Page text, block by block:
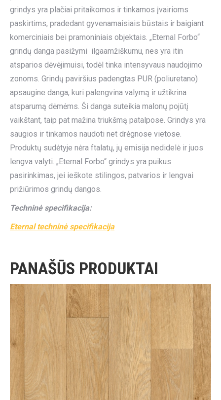
grindys yra plačiai pritaikomos ir tinkamos įvairioms
paskirtims, pradedant gyvenamaisiais būstais ir baigiant
komerciniais bei pramoniniais objektais. „Eternal Forbo“
grindų danga pasižymi ilgaamžiškumu, nes yra itin
atsparios dėvėjimuisi, todėl tinka intensyvaus naudojimo
zonoms. Grindų paviršius padengtas PUR (poliuretano)
apsaugine danga, kuri palengvina valymą ir užtikrina
atsparumą dėmėms. Ši danga suteikia malonų pojūtį
vaikštant, taip pat mažina triukšmą patalpose. Grindys yra
saugios ir tinkamos naudoti net drėgnose vietose.
Produktų sudėtyje nėra ftalatų, jų emisija nedidelė ir juos
lengva valyti. „Eternal Forbo“ grindys yra puikus
pasirinkimas, jei ieškote stilingos, patvarios ir lengvai
prižiūrimos grindų dangos.
Techninė specifikacija:
Eternal techninė specifikacija
PANAŠŪS PRODUKTAI